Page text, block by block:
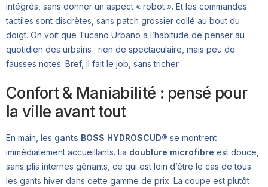
intégrés, sans donner un aspect « robot ». Et les commandes
tactiles sont discrètes, sans patch grossier collé au bout du
doigt. On voit que Tucano Urbano a l’habitude de penser au
quotidien des urbains : rien de spectaculaire, mais peu de
fausses notes. Bref, il fait le job, sans tricher.
Confort & Maniabilité : pensé pour
la ville avant tout
En main, les gants BOSS HYDROSCUD® se montrent
immédiatement accueillants. La doublure microfibre est douce,
sans plis internes gênants, ce qui est loin d’être le cas de tous
les gants hiver dans cette gamme de prix. La coupe est plutôt